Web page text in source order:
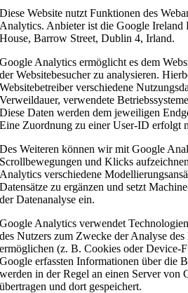
Diese Website nutzt Funktionen des
Analytics. Anbieter ist die Google Ireland
House, Barrow Street, Dublin 4, Irland.
Google Analytics ermöglicht es dem
der Websitebesucher zu analysieren.
Websitebetreiber verschiedene
Verweildauer, verwendete
Diese Daten werden dem jeweiligen
Eine Zuordnung zu einer User-ID erfolgt
Des Weiteren können wir mit Google
Scrollbewegungen und Klicks
Analytics verschiedene
Datensätze zu ergänzen und setzt
der Datenanalyse ein.
Google Analytics verwendet
des Nutzers zum Zwecke der Analyse
ermöglichen (z. B. Cookies oder Device-
Google erfassten Informationen über die
werden in der Regel an einen Server von
übertragen und dort gespeichert.